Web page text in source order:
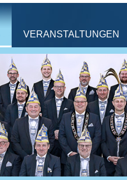
VERANSTALTUNGEN